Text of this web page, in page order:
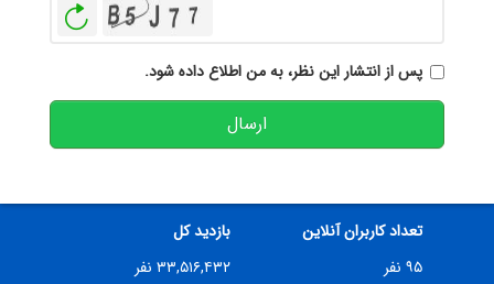
پس از انتشار این نظر، به من اطلاع داده شود.
ارسال
تعداد کاربران آنلاین
۹۵ نفر
بازدید کل
۳۳,۵۱۶,۴۳۲ نفر